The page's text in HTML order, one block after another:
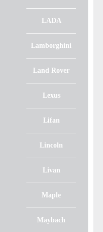
LADA
Lamborghini
Land Rover
Lexus
Lifan
Lincoln
Livan
Maple
Maybach